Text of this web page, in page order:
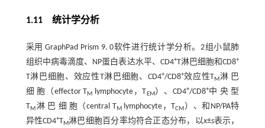
1.11 统计学分析
采用 GraphPad Prism 9. 0软件进行统计学分析。2组小鼠肺
组织中病毒滴度、NP蛋白表达水平、CD4+T淋巴细胞和CD8+
T淋巴细胞、效应性T淋巴细胞、CD4+/CD8+效应性TM淋 巴
细 胞（effector TM lymphocyte，TEM）、CD4+/CD8+中 央 型
TM 淋 巴 细 胞（central TMlymphocyte，TCM ）、和NP/PA特
异性CD4+TM淋巴细胞百分率均符合正态分布，以x±s表示，